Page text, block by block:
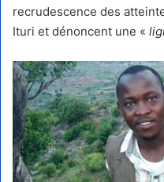
recrudescence des
Ituri et dénoncent une «